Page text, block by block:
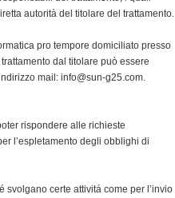
autorità del titolare del trattamento.
pro tempore domiciliato presso
dal titolare può essere
mail: info@sun-g25.com.
rispondere alle richieste
l’espletamento degli obblighi di
svolgano certe attivitá come per l’invio